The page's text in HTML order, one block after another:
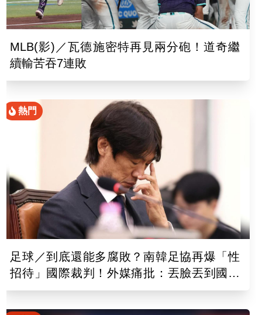
MLB(影)／瓦德施密特再見兩分砲！道奇繼
續輸苦吞7連敗
熱門
足球／到底還能多腐敗？南韓足協再爆「性
招待」國際裁判！外媒痛批：丟臉丟到國外
去